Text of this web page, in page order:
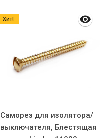
Саморез для изолятора/
выключателя, Блестящая
Хит!